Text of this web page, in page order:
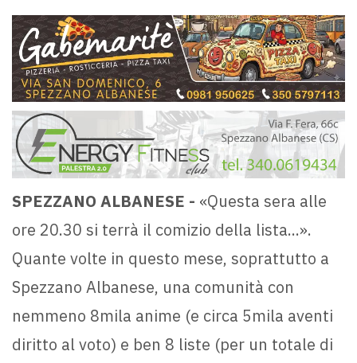
SPEZZANO ALBANESE - «Questa sera alle
ore 20.30 si terrà il comizio della lista...».
Quante volte in questo mese, soprattutto a
Spezzano Albanese, una comunità con
nemmeno 8mila anime (e circa 5mila aventi
diritto al voto) e ben 8 liste (per un totale di